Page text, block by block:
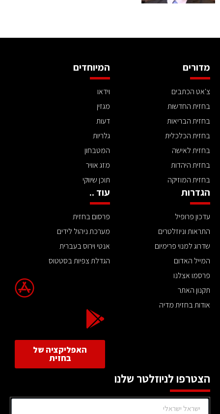
מדורים
צ'אט הכתבים
בחזית החדשות
בחזית הבריאות
בחזית הכלכלית
בחזית לאישה
בחזית היהדות
בחזית המוזיקה
המיוחדים
וידאו
מגזין
דעות
גלריות
המטבחון
מזג אוויר
תוכן שיווקי
הגדרות
עדכון פרופיל
התראות וניוזלטרים
שדרוג למנוי פרימיום
המייל האדום
פרסמו אצלנו
תקנון האתר
אודות בחזית מדיה
עוד ..
פרסום בחזית
מערכת ניהול לידים
אנטי וירוס בעברית
הגדלת צפיות בסטטוס
האפליקציה של
בחזית
הצטרפו לניוזלטר שלנו